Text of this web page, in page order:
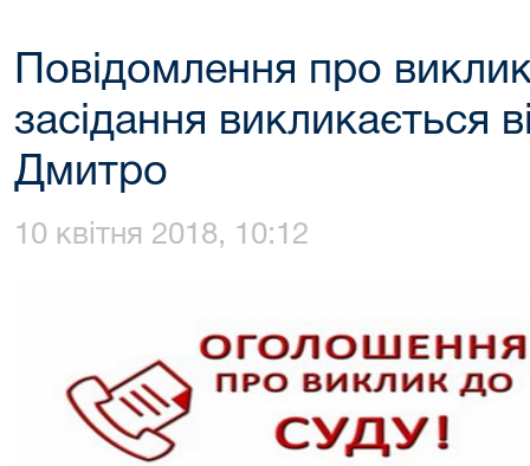
Повідомлення про
засідання викликається
Дмитро
10 квітня 2018, 10:12